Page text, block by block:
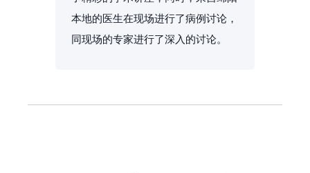
本地的医生在现场进行了病例讨论，
同现场的专家进行了深入的讨论。